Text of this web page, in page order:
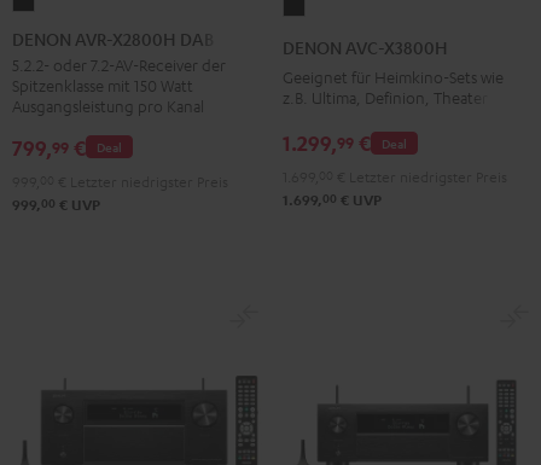
AVR-
X2800H
DAB
Schwarz
DENON AVR-X2800H DAB
5.2.2- oder 7.2-AV-Receiver der
Spitzenklasse mit 150 Watt
Ausgangsleistung pro Kanal
Deal
799,99 €
999, 00 € UVP
Schwarz
DENON AVC-X3800H
Geeignet für Heimkino-Sets wie
z.B. Ultima, Definion, Theater
Deal
1.299,99 €
1.699, 00 € UVP